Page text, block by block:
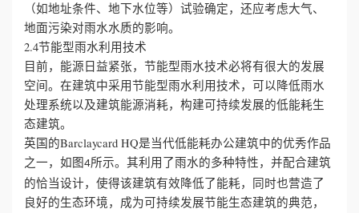
（如地址条件、地下水位等）试验确定，还应考虑大气、
地面污染对雨水水质的影响。
2.4节能型雨水利用技术
目前，能源日益紧张，节能型雨水技术必将有很大的发展
空间。在建筑中采用节能型雨水利用技术，可以降低雨水
处理系统以及建筑能源消耗，构建可持续发展的低能耗生
态建筑。
英国的Barclaycard HQ是当代低能耗办公建筑中的优秀作品
之一，如图4所示。其利用了雨水的多种特性，并配合建筑
的恰当设计，使得该建筑有效降低了能耗，同时也营造了
良好的生态环境，成为可持续发展节能生态建筑的典范，